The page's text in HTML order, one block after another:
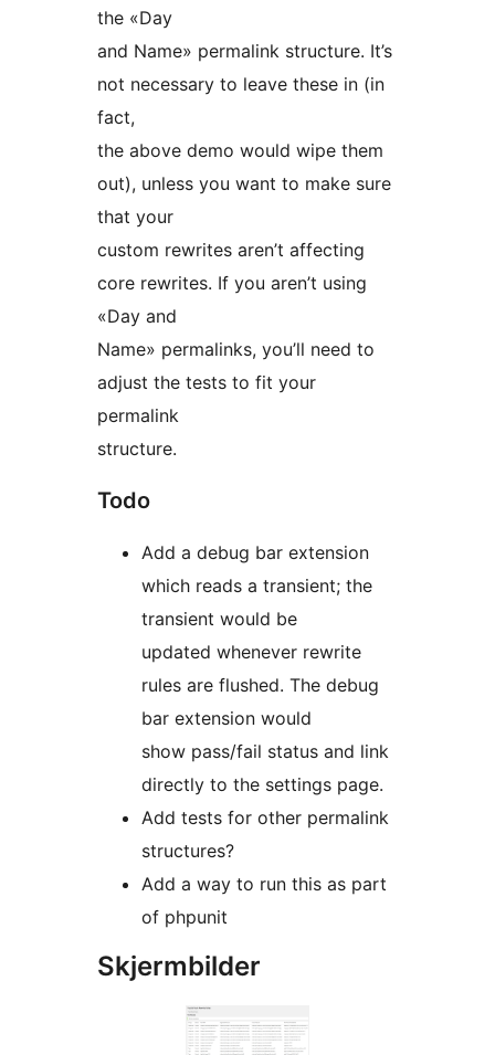
the «Day
and Name» permalink structure. It’s
not necessary to leave these in (in
fact,
the above demo would wipe them
out), unless you want to make sure
that your
custom rewrites aren’t affecting
core rewrites. If you aren’t using
«Day and
Name» permalinks, you’ll need to
adjust the tests to fit your
permalink
structure.
Todo
Add a debug bar extension
which reads a transient; the
transient would be
updated whenever rewrite
rules are flushed. The debug
bar extension would
show pass/fail status and link
directly to the settings page.
Add tests for other permalink
structures?
Add a way to run this as part
of phpunit
Skjermbilder